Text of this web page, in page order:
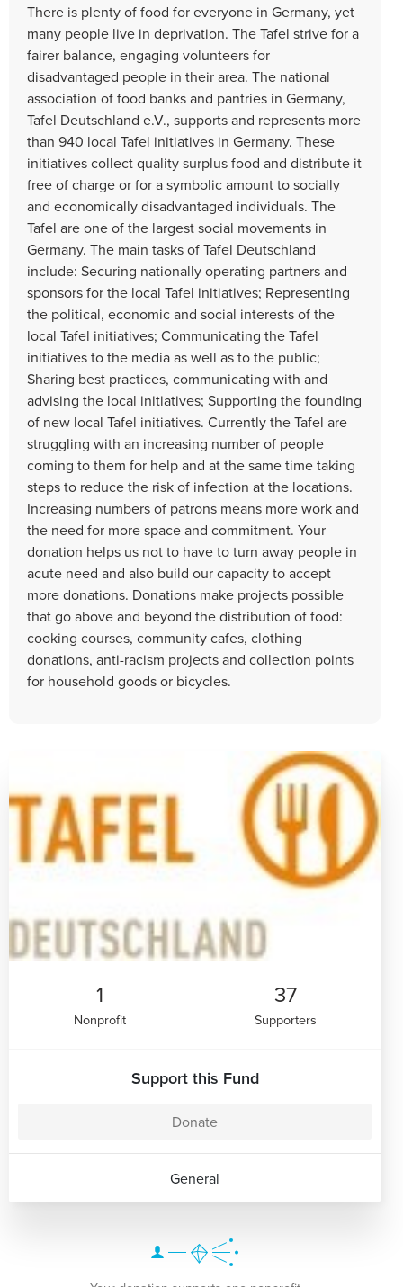
There is plenty of food for everyone in Germany, yet
many people live in deprivation. The Tafel strive for a
fairer balance, engaging volunteers for
disadvantaged people in their area. The national
association of food banks and pantries in Germany,
Tafel Deutschland e.V., supports and represents more
than 940 local Tafel initiatives in Germany. These
initiatives collect quality surplus food and distribute it
free of charge or for a symbolic amount to socially
and economically disadvantaged individuals. The
Tafel are one of the largest social movements in
Germany. The main tasks of Tafel Deutschland
include: Securing nationally operating partners and
sponsors for the local Tafel initiatives; Representing
the political, economic and social interests of the
local Tafel initiatives; Communicating the Tafel
initiatives to the media as well as to the public;
Sharing best practices, communicating with and
advising the local initiatives; Supporting the founding
of new local Tafel initiatives. Currently the Tafel are
struggling with an increasing number of people
coming to them for help and at the same time taking
steps to reduce the risk of infection at the locations.
Increasing numbers of patrons means more work and
the need for more space and commitment. Your
donation helps us not to have to turn away people in
acute need and also build our capacity to accept
more donations. Donations make projects possible
that go above and beyond the distribution of food:
cooking courses, community cafes, clothing
donations, anti-racism projects and collection points
for household goods or bicycles.
1
Nonprofit
37
Supporters
Support this Fund
Donate
General